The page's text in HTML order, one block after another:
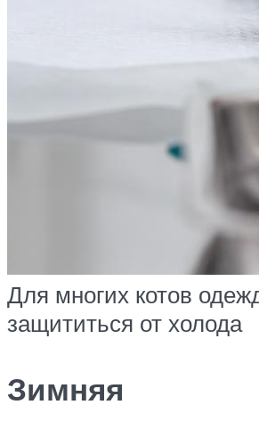
Для многих котов
защититься от холода
Зимняя